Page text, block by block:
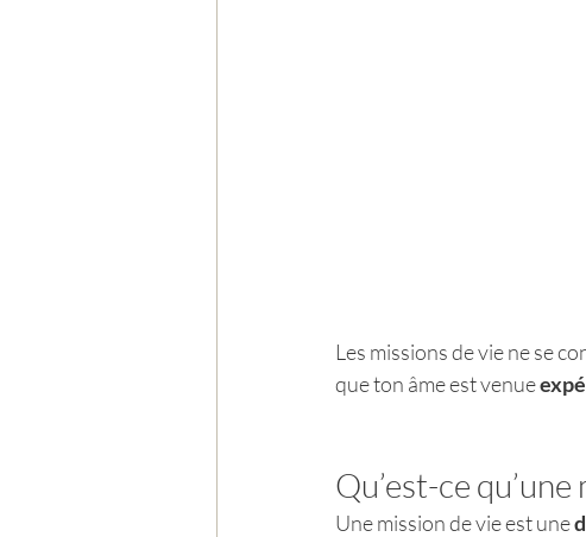
Les missions de vie ne se
que ton âme est venue
Qu’est-ce
Une mission de vie est une